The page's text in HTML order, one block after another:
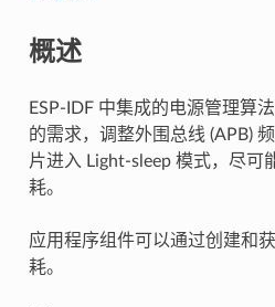
概述
ESP-IDF 中集成的电源管理算
的需求，调整外围总线 (APB)
片进入 Light-sleep 模式，尽可
耗。
应用程序组件可以通过创建和
耗。